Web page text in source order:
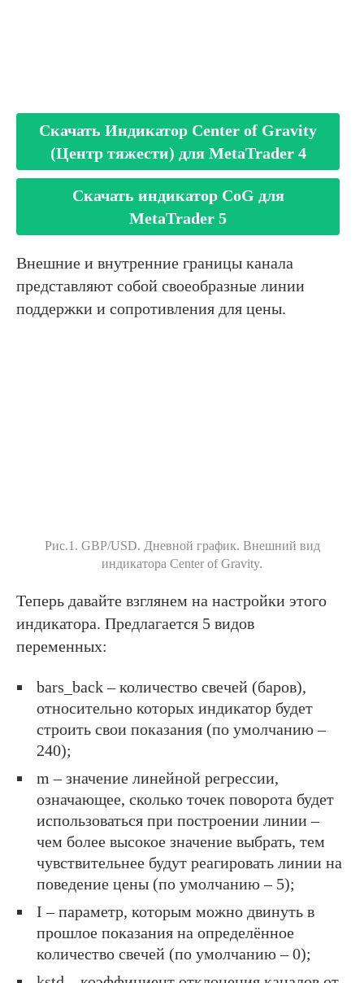
Скачать Индикатор Center of Gravity
(Центр тяжести) для MetaTrader 4
Скачать индикатор CoG для
MetaTrader 5
Внешние и внутренние границы канала
представляют собой своеобразные линии
поддержки и сопротивления для цены.
Рис.1. GBP/USD. Дневной график. Внешний вид
индикатора Center of Gravity.
Теперь давайте взглянем на настройки этого
индикатора. Предлагается 5 видов
переменных:
bars_back – количество свечей (баров),
относительно которых индикатор будет
строить свои показания (по умолчанию –
240);
m – значение линейной регрессии,
означающее, сколько точек поворота будет
использоваться при построении линии –
чем более высокое значение выбрать, тем
чувствительнее будут реагировать линии на
поведение цены (по умолчанию – 5);
I – параметр, которым можно двинуть в
прошлое показания на определённое
количество свечей (по умолчанию – 0);